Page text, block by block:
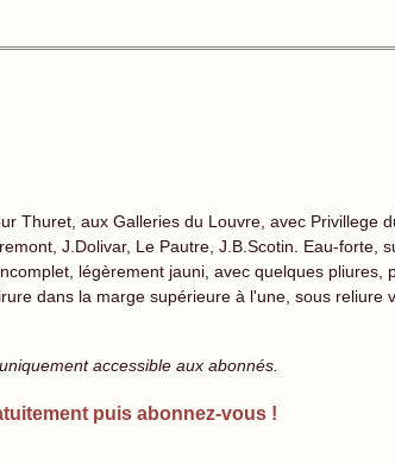
Thuret, aux Galleries du Louvre, avec Privillege
J.Dolivar, Le Pautre, J.B.Scotin. Eau-forte,
légèrement jauni, avec quelques pliures,
dans la marge supérieure à l'une, sous reliure
accessible aux abonnés.
puis abonnez-vous !